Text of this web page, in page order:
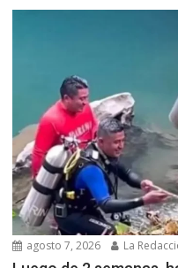
agosto 7, 2026 La